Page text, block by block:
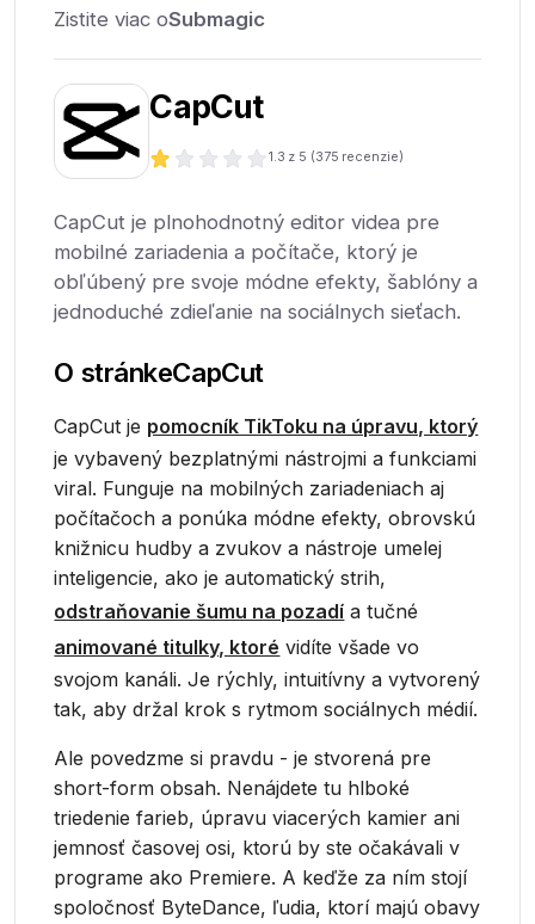
Zistite viac oSubmagic
CapCut
1.3 z 5 (375 recenzie)
CapCut je plnohodnotný editor videa pre
mobilné zariadenia a počítače, ktorý je
obľúbený pre svoje módne efekty, šablóny a
jednoduché zdieľanie na sociálnych sieťach.
O stránkeCapCut
CapCut je pomocník TikToku na úpravu, ktorý
je vybavený bezplatnými nástrojmi a funkciami
viral. Funguje na mobilných zariadeniach aj
počítačoch a ponúka módne efekty, obrovskú
knižnicu hudby a zvukov a nástroje umelej
inteligencie, ako je automatický strih,
odstraňovanie šumu na pozadí a tučné
animované titulky, ktoré vidíte všade vo
svojom kanáli. Je rýchly, intuitívny a vytvorený
tak, aby držal krok s rytmom sociálnych médií.
Ale povedzme si pravdu - je stvorená pre
short-form obsah. Nenájdete tu hlboké
triedenie farieb, úpravu viacerých kamier ani
jemnosť časovej osi, ktorú by ste očakávali v
programe ako Premiere. A keďže za ním stojí
spoločnosť ByteDance, ľudia, ktorí majú obavy